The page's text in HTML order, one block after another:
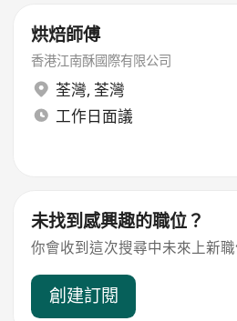
烘焙師傅
香港江南酥國際有限公司
荃灣, 荃灣
工作日面議
未找到感興趣的職位？
你會收到這次搜尋中未來上新
創建訂閱